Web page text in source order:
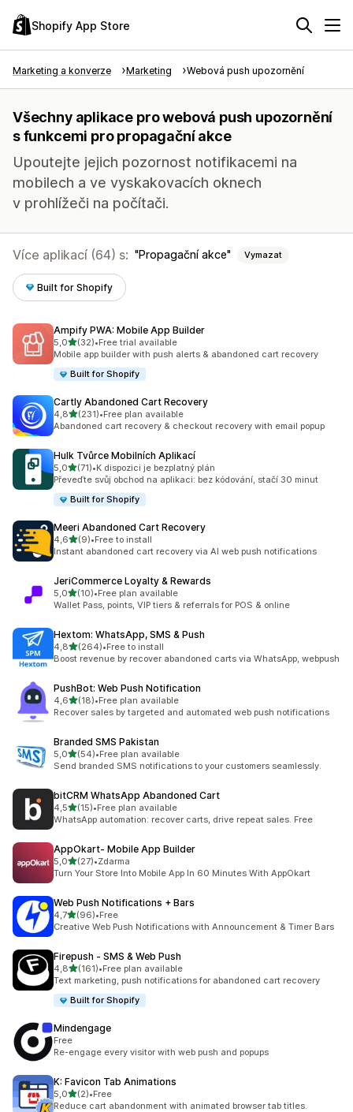
Shopify App Store
Marketing a konverze Marketing Webová push upozornění
Všechny aplikace pro webová push upozornění
s funkcemi pro propagační akce
Upoutejte jejich pozornost notifikacemi na
mobilech a ve vyskakovacích oknech
v prohlížeči na počítači.
Více aplikací (64) s: Propagační akce Vymazat
Built for Shopify
Ampify PWA: Mobile App Builder
5,0z 5 hvězd
(32)
Celkový počet recenzí: 32
•Free trial available
Mobile app builder with push alerts & abandoned cart recovery
Built for Shopify
Cartly Abandoned Cart Recovery
4,8z 5 hvězd
(231)
Celkový počet recenzí: 231
•Free plan available
Abandoned cart recovery & checkout recovery with email popup
Hulk Tvůrce Mobilních Aplikací
5,0z 5 hvězd
(71)
Celkový počet recenzí: 71
•K dispozici je bezplatný plán
Převeďte svůj obchod na aplikaci: bez kódování, stačí 30 minut
Built for Shopify
Meeri Abandoned Cart Recovery
4,6z 5 hvězd
(9)
Celkový počet recenzí: 9
•Free to install
Instant abandoned cart recovery via AI web push notifications
JeriCommerce Loyalty & Rewards
5,0z 5 hvězd
(10)
Celkový počet recenzí: 10
•Free plan available
Wallet Pass, points, VIP tiers & referrals for POS & online
Hextom: WhatsApp, SMS & Push
4,8z 5 hvězd
(264)
Celkový počet recenzí: 264
•Free to install
Boost revenue by recover abandoned carts via WhatsApp, webpush
PushBot: Web Push Notification
4,6z 5 hvězd
(18)
Celkový počet recenzí: 18
•Free plan available
Recover sales by targeted and automated web push notifications
Branded SMS Pakistan
5,0z 5 hvězd
(54)
Celkový počet recenzí: 54
•Free plan available
Send branded SMS notifications to your customers seamlessly.
bitCRM WhatsApp Abandoned Cart
4,5z 5 hvězd
(15)
Celkový počet recenzí: 15
•Free plan available
WhatsApp automation: recover carts, drive repeat sales. Free
AppOkart‑ Mobile App Builder
5,0z 5 hvězd
(27)
Celkový počet recenzí: 27
•Zdarma
Turn Your Store Into Mobile App In 60 Minutes With AppOkart
Web Push Notifications + Bars
4,7z 5 hvězd
(96)
Celkový počet recenzí: 96
•Free
Creative Web Push Notifications with Announcement & Timer Bars
Firepush ‑ SMS & Web Push
4,8z 5 hvězd
(161)
Celkový počet recenzí: 161
•Free plan available
Text marketing, push notifications for abandoned cart recovery
Built for Shopify
Mindengage
Free
Re-engage every visitor with web push and popups
K: Favicon Tab Animations
5,0z 5 hvězd
(2)
Celkový počet recenzí: 2
•Free
Reduce cart abandonment with animated browser tab titles.